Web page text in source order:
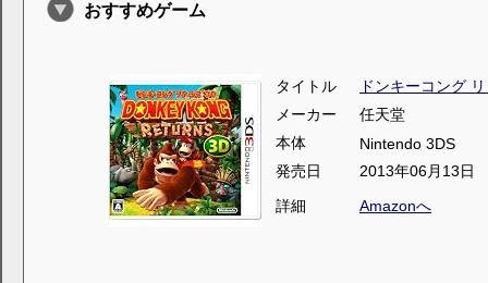
おすすめゲーム
タイトル
ドンキーコング
メーカー
任天堂
本体
Nintendo 3DS
発売日
2013年06月13日
詳細
Amazonへ